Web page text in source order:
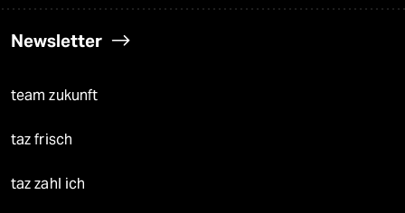
Newsletter
team zukunft
taz frisch
taz zahl ich